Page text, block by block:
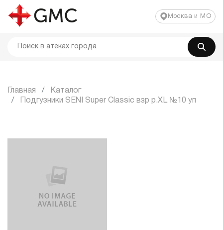
Москва и МО
Главная
Каталог
Подгузники SENI Super Classic взр р.XL №10 уп